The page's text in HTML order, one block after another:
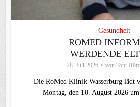
Gesundheit
ROMED
WERDENDE
28. Juli 2026 von Toni
Die RoMed Klinik Wasserburg lädt
Montag, den 10. August 2026 um